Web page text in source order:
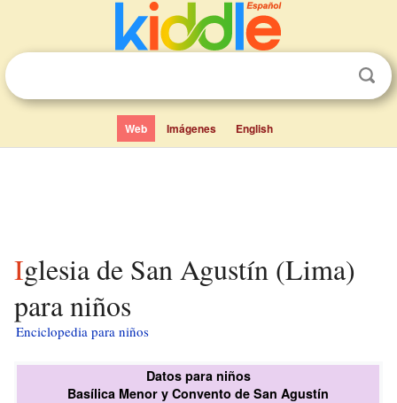
Web Imágenes English
Iglesia de San Agustín (Lima)
para niños
Enciclopedia para niños
Datos para niños
Basílica Menor y Convento de San Agustín